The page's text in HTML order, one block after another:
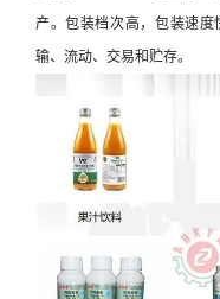
产。包装档次高，包装速
输、流动、交易和贮存。